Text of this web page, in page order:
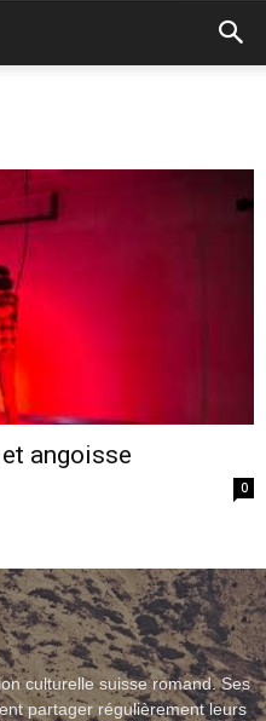
angoisse
0
culturelle suisse romand. Ses
partager régulièrement leurs